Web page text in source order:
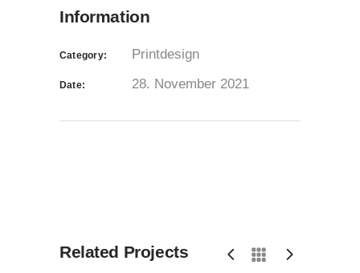
Information
Category: Printdesign
Date: 28. November 2021
Related Projects